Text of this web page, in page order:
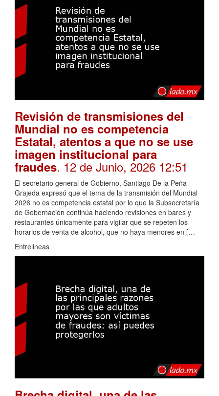
Revisión de transmisiones del
Mundial no es competencia
Estatal, atentos a que no se use
imagen institucional para
fraudes. 12 de Junio, 2026 12:51
El secretario general de Gobierno, Santiago De la Peña
Grajeda expresó que el tema de la transmisión del Mundial
2026 no es competencia estatal por lo que la Subsecretaría
de Gobernación continúa haciendo revisiones en bares y
restaurantes únicamente para vigilar que se repeten los
horarios de venta de alcohol, que no haya menores en […
Entrelineas